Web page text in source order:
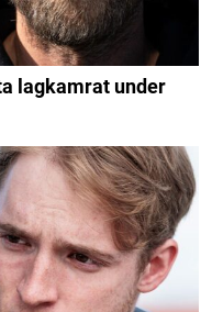
lagkamrat under